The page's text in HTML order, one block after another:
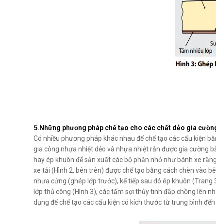
5.Những phương pháp chế tạo cho các chất dẻo gia
Có nhiều phương pháp khác nhau để chế tạo các cấu kiện
gia công nhựa nhiệt dẻo và nhựa nhiệt rắn được gia cường
hay ép khuôn để sản xuất các bộ phận nhỏ như bánh xe
xe tải (Hình 2, bên trên) được chế tạo bằng cách chèn vào
nhựa cứng (ghép lớp trước), kế tiếp sau đó ép khuôn
lớp thủ công (Hình 3), các tấm sợi thủy tinh đắp chồng lên
dụng để chế tạo các cấu kiện có kích thước từ trung bình